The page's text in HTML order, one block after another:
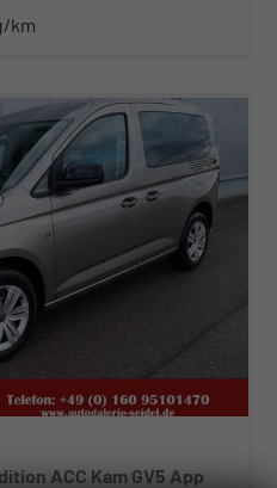
km
ACC Kam GV5 App